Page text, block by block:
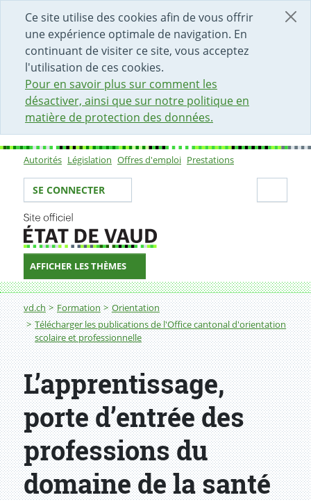
Ce site utilise des cookies afin de vous offrir
une expérience optimale de navigation. En
continuant de visiter ce site, vous acceptez
l'utilisation de ces cookies.
Pour en savoir plus sur comment les
désactiver, ainsi que sur notre politique en
matière de protection des données.
DÉBUT DU CONTENU DE LA PAGE
ACCÈS AU CHAMP DE RECHERCHE
PAGE D'ACCUEIL
FORMULAIRE DE CONTACT
Sous-navigation
Autorités Législation Offres d'emploi Prestations
Votre identité
SE CONNECTER
AFFICHER LES THÈMES
Fil d'Ariane
vd.ch Formation
Orientation
Télécharger les publications de l'Office cantonal d'orientation
scolaire et professionnelle
L’apprentissage,
porte d’entrée des
professions du
domaine de la santé